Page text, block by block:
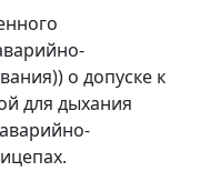
о допуске к
для дыхания